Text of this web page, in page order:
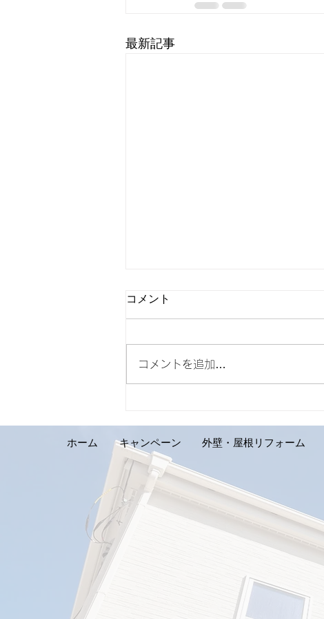
最新記事
ご紹介です。札幌市手稲区 S
様邸】
コメント
コメントを追加…
ホーム キャンペーン 外壁・屋根リフォーム